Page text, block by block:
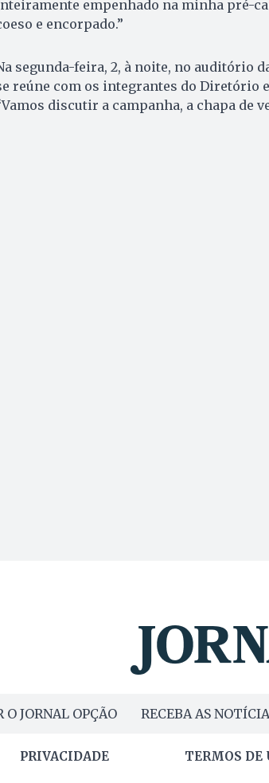
empenhado na minha pré-
e encorpado.”
segunda-feira, 2, à noite, no auditório
reúne com os integrantes do Diretório
discutir a campanha, a chapa de
O JORNAL OPÇÃO RECEBA AS
PRIVACIDADE TERMOS DE